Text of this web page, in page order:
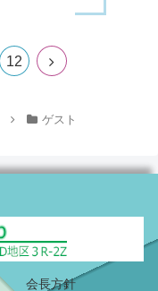
12
ゲスト
会長方針